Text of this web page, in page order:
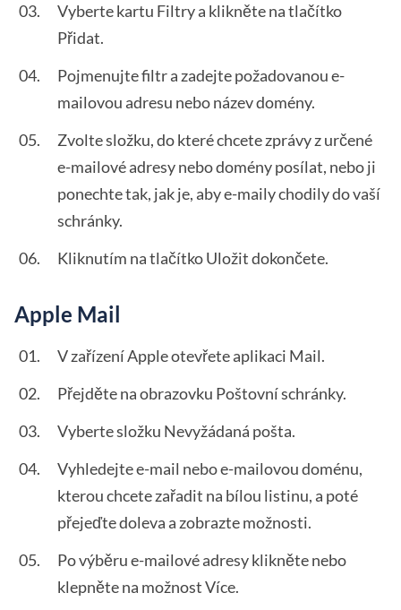
Vyberte kartu Filtry a klikněte na tlačítko
Přidat.
Pojmenujte filtr a zadejte požadovanou e-
mailovou adresu nebo název domény.
Zvolte složku, do které chcete zprávy z určené
e-mailové adresy nebo domény posílat, nebo ji
ponechte tak, jak je, aby e-maily chodily do vaší
schránky.
Kliknutím na tlačítko Uložit dokončete.
Apple Mail
V zařízení Apple otevřete aplikaci Mail.
Přejděte na obrazovku Poštovní schránky.
Vyberte složku Nevyžádaná pošta.
Vyhledejte e-mail nebo e-mailovou doménu,
kterou chcete zařadit na bílou listinu, a poté
přejeďte doleva a zobrazte možnosti.
Po výběru e-mailové adresy klikněte nebo
klepněte na možnost Více.